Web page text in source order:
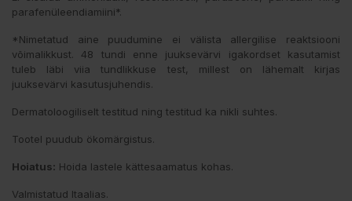
parafenüleendiamiini*.
*Nimetatud aine puudumine ei välista allergilise reaktsiooni
võimalikkust. 48 tundi enne juuksevärvi igakordset kasutamist
tuleb läbi viia tundlikkuse test, millest on lähemalt kirjas
juuksevärvi kasutusjuhendis.
Dermatoloogiliselt testitud ning testitud ka nikli suhtes.
Tootel puudub ökomärgistus.
Hoiatus: Hoida lastele kättesaamatus kohas.
Valmistatud Itaalias.